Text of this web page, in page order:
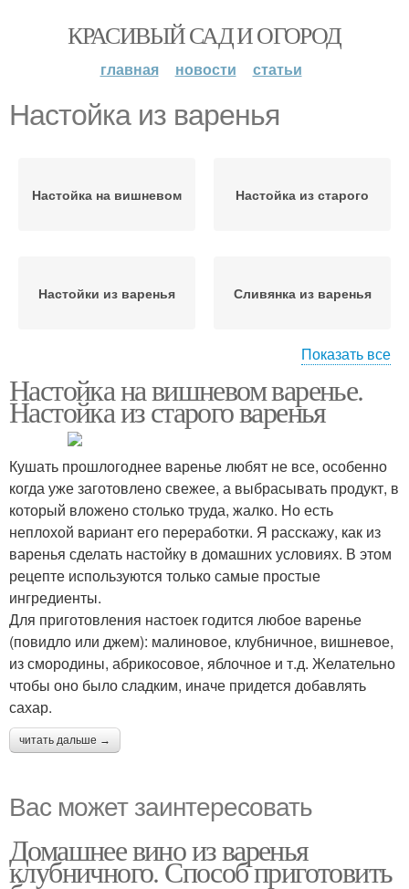
КРАСИВЫЙ САД И ОГОРОД
главная новости статьи
Настойка из варенья
Настойка на вишневом Настойка из старого
Настойки из варенья Сливянка из варенья
Вино из ягодного
варенья
Варения с рисом
Вино из яблочного
Вино из малинового
варенья
Вино из варенья
Показать все
Настойка на вишневом варенье.
Настойка из старого варенья
Кушать прошлогоднее варенье любят не все, особенно
когда уже заготовлено свежее, а выбрасывать продукт, в
который вложено столько труда, жалко. Но есть
неплохой вариант его переработки. Я расскажу, как из
варенья сделать настойку в домашних условиях. В этом
рецепте используются только самые простые
ингредиенты.
Для приготовления настоек годится любое варенье
(повидло или джем): малиновое, клубничное, вишневое,
из смородины, абрикосовое, яблочное и т.д. Желательно
чтобы оно было сладким, иначе придется добавлять
сахар.
читать дальше →
Вас может заинтересовать
Домашнее вино из варенья
клубничного. Способ приготовить